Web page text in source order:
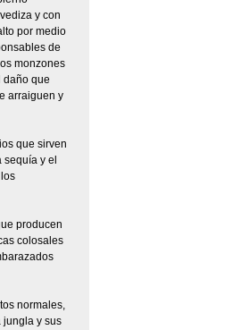
y con
por medio
de
monzones
daño que
arraiguen y
que sirven
y el
producen
colosales
normales,
jungla y sus